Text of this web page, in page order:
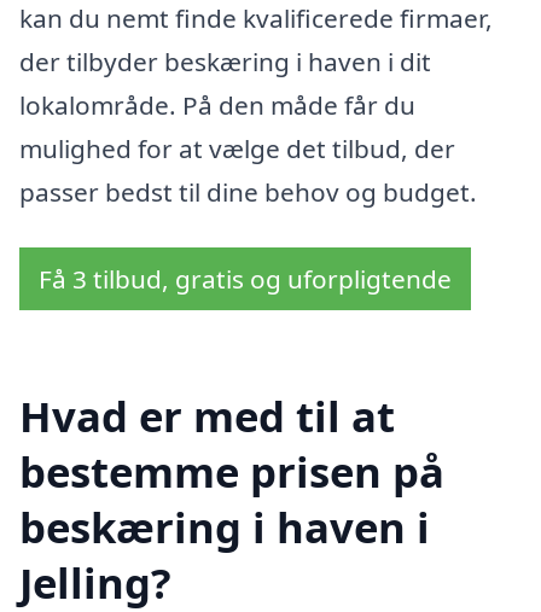
kan du nemt finde kvalificerede firmaer,
der tilbyder beskæring i haven i dit
lokalområde. På den måde får du
mulighed for at vælge det tilbud, der
passer bedst til dine behov og budget.
Få 3 tilbud, gratis og uforpligtende
Hvad er med til at
bestemme prisen på
beskæring i haven i
Jelling?